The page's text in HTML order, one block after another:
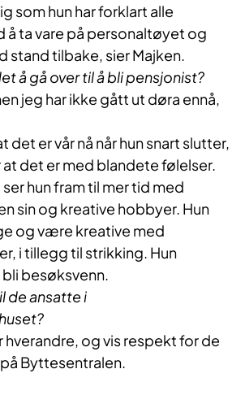
som hun har forklart alle
å ta vare på personaltøyet og
stand tilbake, sier Majken.
å gå over til å bli pensjonist?
jeg har ikke gått ut døra ennå,
det er vår nå når hun snart slutter,
at det er med blandete følelser.
hun fram til mer tid med
sin og kreative hobbyer. Hun
og være kreative med
i tillegg til strikking. Hun
besøksvenn.
de ansatte i
hverandre, og vis respekt for de
Byttesentralen.